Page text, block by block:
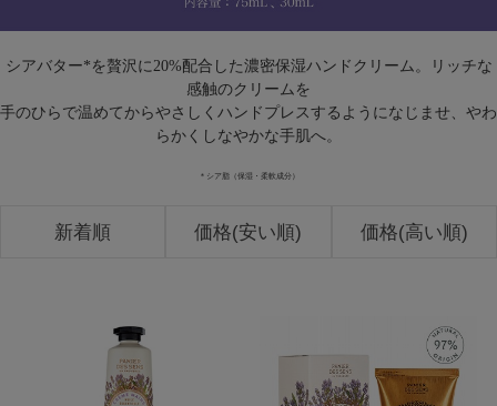
シアバター*を贅沢に20%配合した濃密保湿ハンドクリーム。リッチな
感触のクリームを
手のひらで温めてからやさしくハンドプレスするようになじませ、やわ
らかくしなやかな手肌へ。
＊シア脂（保湿・柔軟成分）
新着順 価格(安い順) 価格(高い順)